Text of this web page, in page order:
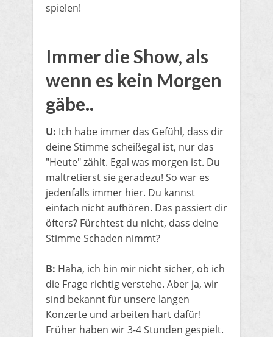
spielen!
​Immer die Show, als
wenn es kein Morgen
gäbe..
U: Ich habe immer das Gefühl, dass dir
deine Stimme scheißegal ist, nur das
"Heute" zählt. Egal was morgen ist. Du
maltretierst sie geradezu! So war es
jedenfalls immer hier. Du kannst
einfach nicht aufhören. Das passiert dir
öfters? Fürchtest du nicht, dass deine
Stimme Schaden nimmt?
B: Haha, ich bin mir nicht sicher, ob ich
die Frage richtig verstehe. Aber ja, wir
sind bekannt für unsere langen
Konzerte und arbeiten hart dafür!
Früher haben wir 3-4 Stunden gespielt.